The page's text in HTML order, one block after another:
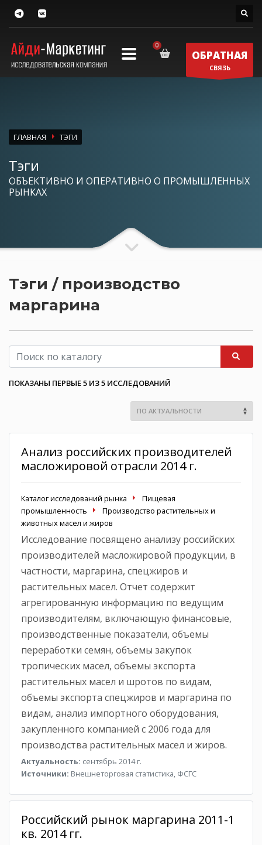
ОБРАТНАЯ
СВЯЗЬ
ГЛАВНАЯ ТЭГИ
Тэги
ОБЪЕКТИВНО И ОПЕРАТИВНО О ПРОМЫШЛЕННЫХ
РЫНКАХ
Тэги / производство
маргарина
ПОКАЗАНЫ ПЕРВЫЕ 5 ИЗ 5 ИССЛЕДОВАНИЙ
Анализ российских производителей
масложировой отрасли 2014 г.
Каталог исследований рынка
Пищевая
промышленность
Производство растительных и
животных масел и жиров
Исследование посвящено анализу российских
производителей масложировой продукции, в
частности, маргарина, спецжиров и
растительных масел. Отчет содержит
агрегированную информацию по ведущим
производителям, включающую финансовые,
производственные показатели, объемы
переработки семян, объемы закупок
тропических масел, объемы экспорта
растительных масел и шротов по видам,
объемы экспорта спецжиров и маргарина по
видам, анализ импортного оборудования,
закупленного компанией с 2006 года для
производства растительных масел и жиров.
Актуальность: сентябрь 2014 г.
Источники: Внешнеторговая статистика, ФСГС
Российский рынок маргарина 2011-1
кв. 2014 гг.